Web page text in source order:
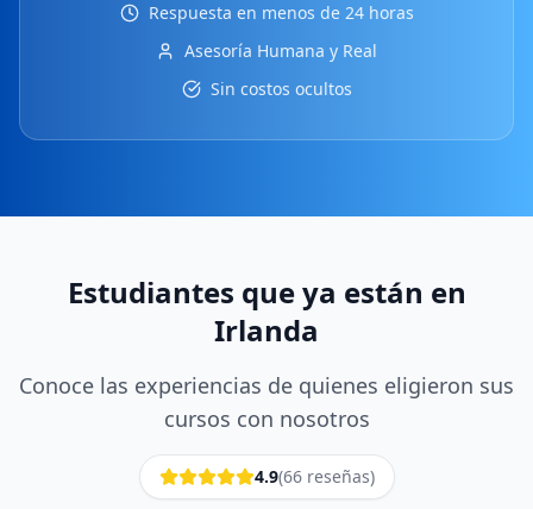
Respuesta en menos de 24 horas
Asesoría Humana y Real
Sin costos ocultos
Estudiantes que ya están en
Irlanda
Conoce las experiencias de quienes eligieron sus
cursos con nosotros
4.9(66reseñas)